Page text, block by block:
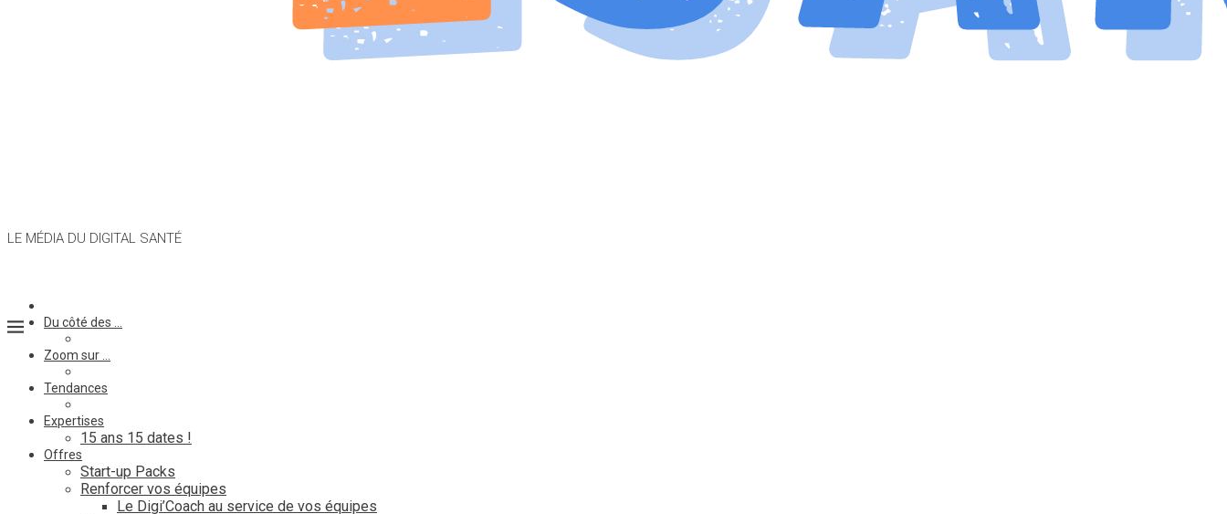
LE MÉDIA DU DIGITAL SANTÉ
Du côté des …
Zoom sur …
Tendances
Expertises
15 ans 15 dates !
Offres
Start-up Packs
Renforcer vos équipes
Le Digi’Coach au service de vos équipes